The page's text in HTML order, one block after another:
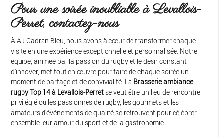
Pour une soirée inoubliable à Levallois-
Perret, contactez-nous
À Au Cadran Bleu, nous avons à cœur de transformer chaque
visite en une expérience exceptionnelle et personnalisée. Notre
équipe, animée par la passion du rugby et le désir constant
d'innover, met tout en œuvre pour faire de chaque soirée un
moment de partage et de convivialité. La Brasserie ambiance
rugby Top 14 à Levallois-Perret se veut être un lieu de rencontre
privilégié où les passionnés de rugby, les gourmets et les
amateurs d'événements de qualité se retrouvent pour célébrer
ensemble leur amour du sport et de la gastronomie.